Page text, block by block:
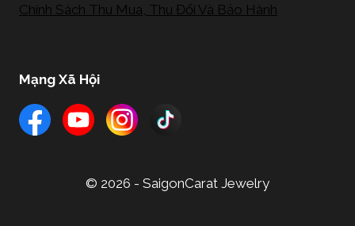
Chính Sách Thu Mua, Thu Đổi Và Bảo Hành
Mạng Xã Hội
© 2026 - SaigonCarat Jewelry